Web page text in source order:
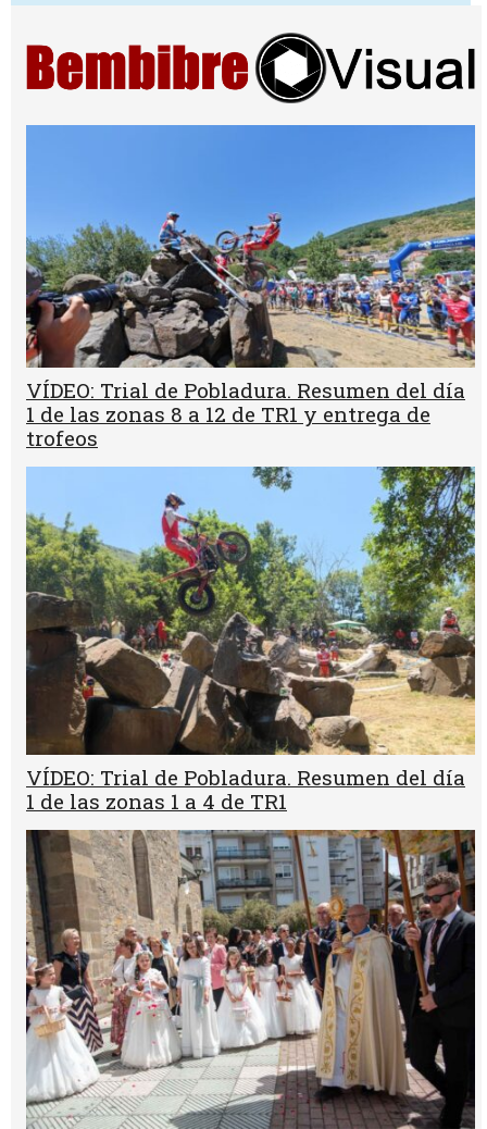
VÍDEO: Trial de Pobladura. Resumen del día
1 de las zonas 8 a 12 de TR1 y entrega de
trofeos
VÍDEO: Trial de Pobladura. Resumen del día
1 de las zonas 1 a 4 de TR1